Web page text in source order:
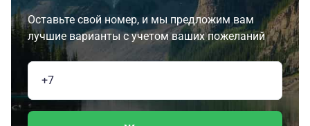
Оставьте свой номер, и мы предложим вам
лучшие варианты с учетом ваших пожеланий